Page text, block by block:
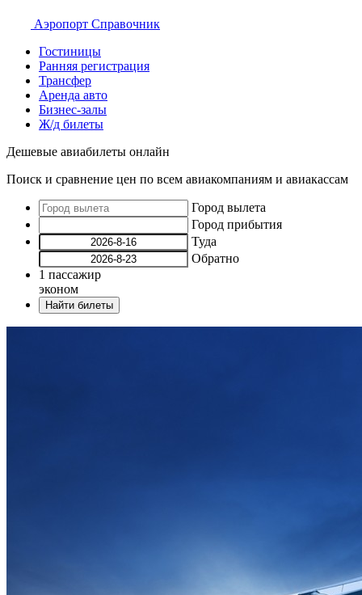
Аэропорт Справочник
Гостиницы
Ранняя регистрация
Трансфер
Аренда авто
Бизнес-залы
Ж/д билеты
Дешевые авиабилеты онлайн
Поиск и сравнение цен по всем авиакомпаниям и авиакассам
Город вылета
Город прибытия
Туда
Обратно
1 пассажир
эконом
Найти билеты